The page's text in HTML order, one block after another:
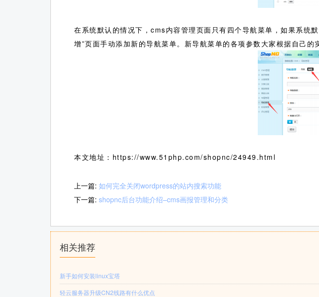
在系统默认的情况下，cms内容管理页面只有四个导航菜单，如果系统
增”页面手动添加新的导航菜单。新导航菜单的各项参数大家根据自己
本文地址：https://www.51php.com/shopnc/24949.html
上一篇: 如何完全关闭wordpress的站内搜索功能
下一篇: shopnc后台功能介绍–cms画报管理和分类
相关推荐
新手如何安装linux宝塔
轻云服务器升级CN2线路有什么优点